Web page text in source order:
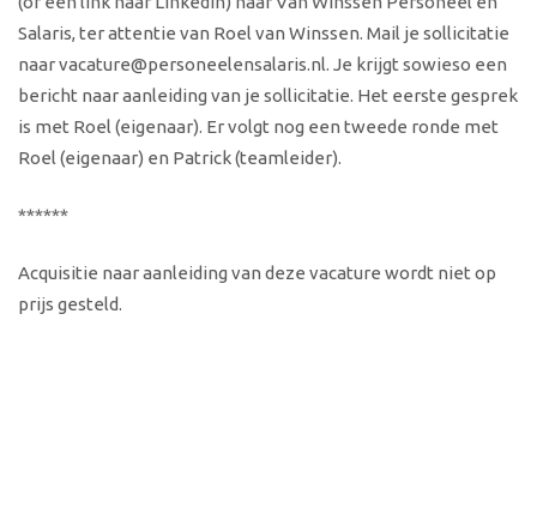
Salaris, ter attentie van Roel van Winssen. Mail je sollicitatie
naar vacature@personeelensalaris.nl. Je krijgt sowieso een
bericht naar aanleiding van je sollicitatie. Het eerste gesprek
is met Roel (eigenaar). Er volgt nog een tweede ronde met
Roel (eigenaar) en Patrick (teamleider).
******
Acquisitie naar aanleiding van deze vacature wordt niet op
prijs gesteld.